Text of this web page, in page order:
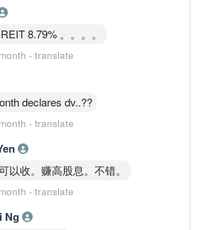
8.79% 。。。。
· translate
declares dv..??​
· translate
以收。赚高股息。不错。
· translate
Ng